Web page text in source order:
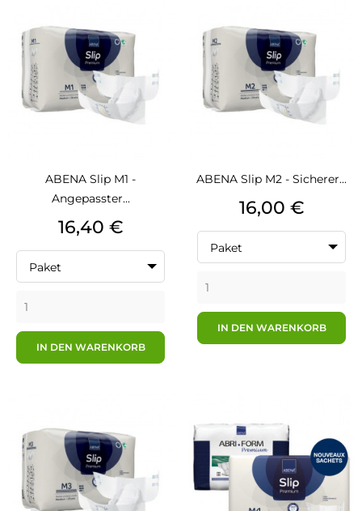
ABENA Slip M1 -
Angepasster...
Preis
16,40 €
Paket
IN DEN WARENKORB
ABENA Slip M2 - Sicherer...
Preis
16,00 €
Paket
IN DEN WARENKORB